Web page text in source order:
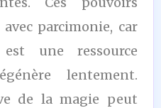
parcimonie, car
est une ressource
lentement.
de la magie peut